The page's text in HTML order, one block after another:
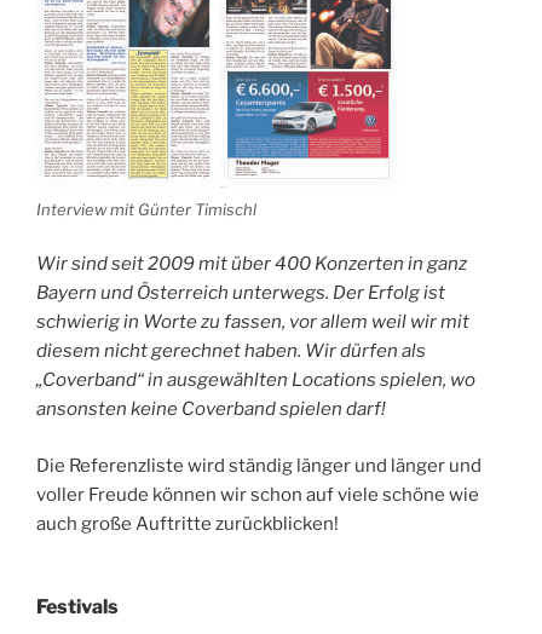
Interview mit Günter Timischl
Wir sind seit 2009 mit über 400 Konzerten in ganz
Bayern und Österreich unterwegs. Der Erfolg ist
schwierig in Worte zu fassen, vor allem weil wir mit
diesem nicht gerechnet haben. Wir dürfen als
„Coverband“ in ausgewählten Locations spielen, wo
ansonsten keine Coverband spielen darf!
Die Referenzliste wird ständig länger und länger und
voller Freude können wir schon auf viele schöne wie
auch große Auftritte zurückblicken!
Festivals